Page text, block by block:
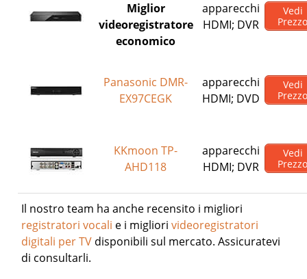
Miglior
videoregistratore
economico
apparecchi
HDMI; DVR
Vedi
Panasonic DMR-
EX97CEGK
apparecchi
HDMI; DVD
Vedi
KKmoon TP-
AHD118
apparecchi
HDMI; DVR
Vedi
Il nostro team ha anche recensito i migliori
registratori vocali e i migliorivideoregistratori
digitali per TV disponibili sul mercato. Assicuratevi
di consultarli.